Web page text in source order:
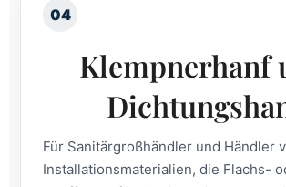
04
Klempnerhanf
Für Sanitärgroßhändler und Händler
Installationsmaterialien, die Flachs-